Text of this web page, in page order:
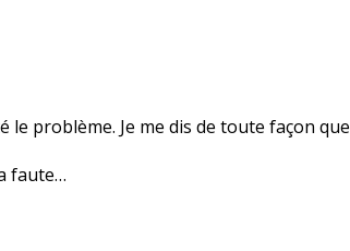
problème. Je me dis de toute façon que
faute…